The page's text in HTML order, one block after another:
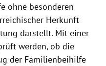
ohne besonderen
Herkunft
darstellt. Mit einer
werden, ob die
der Familienbeihilfe